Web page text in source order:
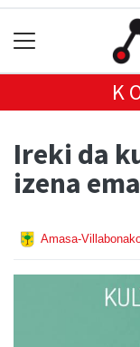
Ireki da
izena
Amasa-